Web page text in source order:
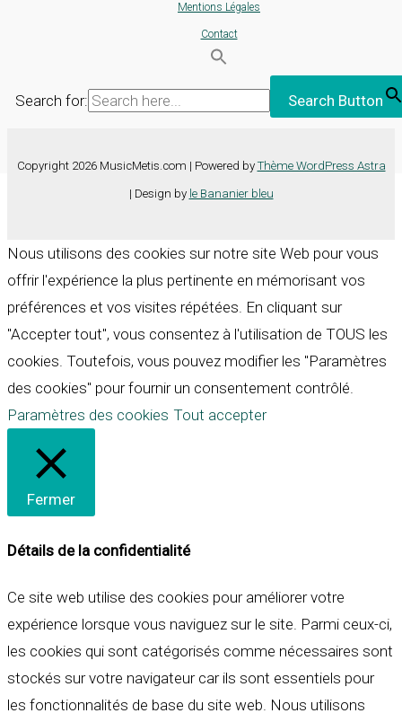
Mentions Légales
Contact
Search for: Search Button
Copyright 2026 MusicMetis.com | Powered by Thème WordPress Astra
| Design by le Bananier bleu
Nous utilisons des cookies sur notre site Web pour vous
offrir l'expérience la plus pertinente en mémorisant vos
préférences et vos visites répétées. En cliquant sur
"Accepter tout", vous consentez à l'utilisation de TOUS les
cookies. Toutefois, vous pouvez modifier les "Paramètres
des cookies" pour fournir un consentement contrôlé.
Paramètres des cookies Tout accepter
Fermer
Détails de la confidentialité
Ce site web utilise des cookies pour améliorer votre
expérience lorsque vous naviguez sur le site. Parmi ceux-ci,
les cookies qui sont catégorisés comme nécessaires sont
stockés sur votre navigateur car ils sont essentiels pour
les fonctionnalités de base du site web. Nous utilisons